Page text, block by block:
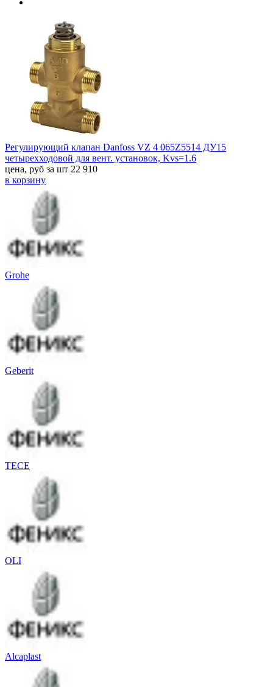
Регулирующий клапан Danfoss VZ 4 065Z5514 ДУ15
четырехходовой для вент. установок, Kvs=1.6
цена, руб за шт 22 910
в корзину
Grohe
Geberit
TECE
OLI
Alcaplast